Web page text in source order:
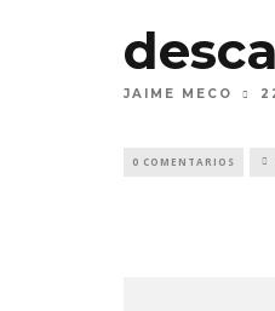
JAIME MECO
0 COMENTARIOS